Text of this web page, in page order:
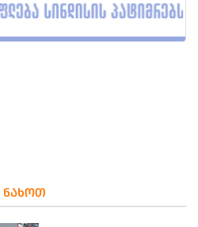
ᲜᲐᲮᲝᲗ